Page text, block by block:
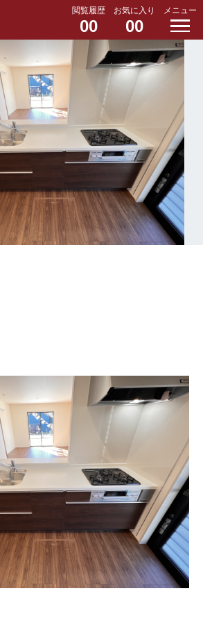
閲覧履歴
00
お気に入り
00
メニュー